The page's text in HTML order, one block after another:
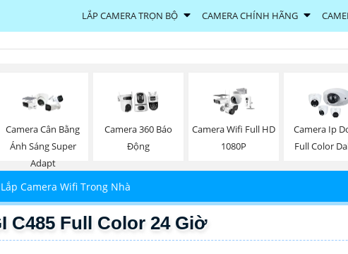
LẮP CAMERA TRỌN BỘ CAMERA CHÍNH HÃNG
Camera Cân Bằng
Ánh Sáng Super
Adapt
Camera 360 Báo
Động
Camera Wifi Full HD
1080P
Camera Ip
Full Color
Lắp Camera Wifi Trong Nhà
C485 Full Color 24 Giờ